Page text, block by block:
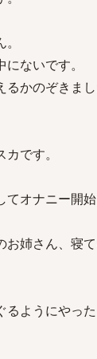
ないです。
かのぞきまし
です。
オナニー開始
姉さん、寝て
ようにやっ